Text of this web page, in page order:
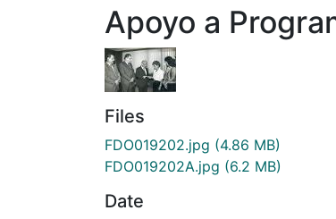
Apoyo a
Files
FDO019202.jpg (4.86 MB)
FDO019202A.jpg (6.2 MB)
Date